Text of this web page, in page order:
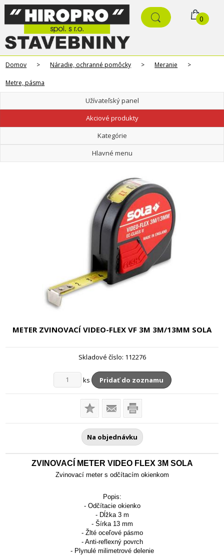
0
Domov > Náradie, ochranné pomôcky > Meranie >
Metre, pásma
Užívateľský panel
Akciové produkty
Kategórie
Hlavné menu
METER ZVINOVACÍ VIDEO-FLEX VF 3M 3M/13MM SOLA
Skladové číslo: 112276
ks Pridať do zoznamu
Na objednávku
ZVINOVACÍ METER VIDEO FLEX 3M SOLA
Zvinovací meter s odčítacím okienkom
Popis:
- Odčítacie okienko
- Dĺžka 3 m
- Šírka 13 mm
- Žlté oceľové pásmo
- Anti-reflexný povrch
- Plynulé milimetrové delenie